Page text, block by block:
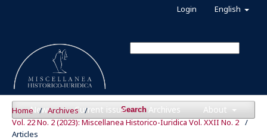
News Current issue Archives About
Search
English
Login
Home / Archives /
Vol. 22 No. 2 (2023): Miscellanea Historico-Iuridica Vol. XXII No. 2 /
Articles